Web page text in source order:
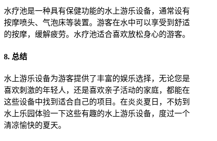
水疗池是一种具有保健功能的水上游乐设备，通常设有
按摩喷头、气泡床等装置。游客在水中可以享受到舒适
的按摩，缓解疲劳。水疗池适合喜欢放松身心的游客。
8. 总结
水上游乐设备为游客提供了丰富的娱乐选择，无论您是
喜欢刺激的年轻人，还是喜欢亲子活动的家庭，都能在
这些设备中找到适合自己的项目。在炎炎夏日，不妨到
水上乐园体验一下这些有趣的水上游乐设备，度过一个
清凉愉快的夏天。